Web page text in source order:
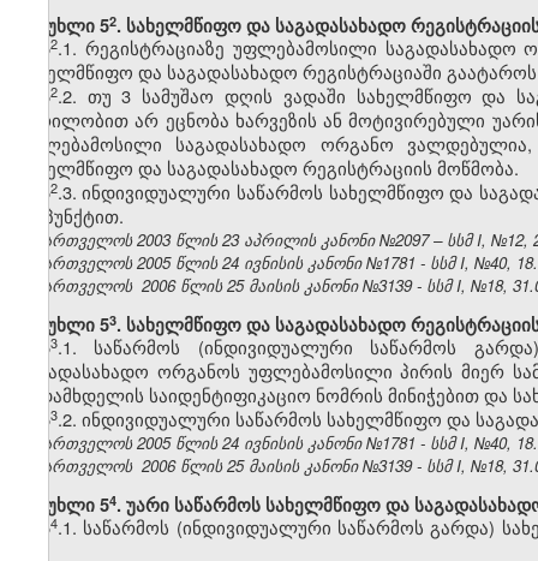
მუხლი 5​2. სახელმწიფო და საგადასახადო
5​2.1. რეგისტრაციაზე უფლებამოსილი
სახელმწიფო და საგადასახადო რეგისტრაციაში
5​2.2. თუ 3 სამუშაო დღის ვადაში სახელმწიფო და
წერილობით არ ეცნობა ხარვეზის ან მოტივირებული
უფლებამოსილი საგადასახადო ორგანო
სახელმწიფო და საგადასახადო რეგისტრაციის მოწმობა.
5​2.3. ინდივიდუალური საწარმოს სახელმწიფო და
.5 პუნქტით.
საქართველოს 2003 წლის 23 აპრილის კანონი №2097 – სსმ I, №12,
საქართველოს 2005 წლის 24 ივნისის კანონი №1781 - სსმ I, №40,
საქართველოს 2006 წლის 25 მაისის კანონი №3139 - სსმ I, №18,
მუხლი 5​3. სახელმწიფო და საგადასახადო
5​3.1. საწარმოს (ინდივიდუალური საწარმოს
საგადასახადო ორგანოს უფლებამოსილი პირის მიერ
გადამხდელის საიდენტიფიკაციო ნომრის მინიჭებით და
5​3.2. ინდივიდუალური საწარმოს სახელმწიფო და
საქართველოს 2005 წლის 24 ივნისის კანონი №1781 - სსმ I, №40,
საქართველოს 2006 წლის 25 მაისის კანონი №3139 - სსმ I, №18,
მუხლი 5​4. უარი საწარმოს სახელმწიფო და
5​4.1. საწარმოს (ინდივიდუალური საწარმოს გარდა)